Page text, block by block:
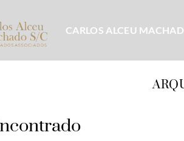
CARLOS ALCEU